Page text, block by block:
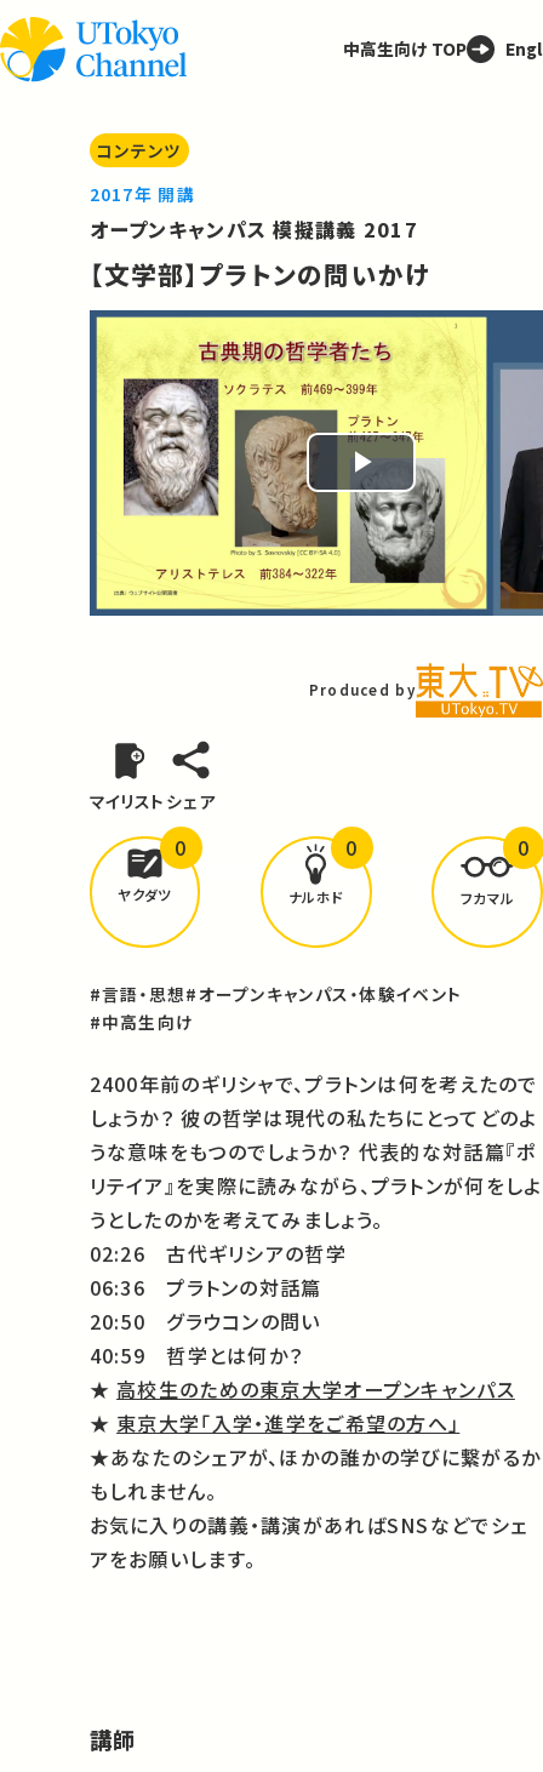
中高生向け TOP
コンテンツ
2017年 開講
オープンキャンパス 模擬講義 2017
【文学部】プラトンの問いかけ
Play
Video
Produced by
マイリスト シェア
どんな学びがありましたか？
ヤクダツ
0
ナルホド
0
フカマル
0
#言語・思想#オープンキャンパス・体験イベント
#中高生向け
2400年前のギリシャで、プラトンは何を考えたので
しょうか？ 彼の哲学は現代の私たちにとってどのよ
うな意味をもつのでしょうか？ 代表的な対話篇『ポ
リテイア』を実際に読みながら、プラトンが何をしよ
うとしたのかを考えてみましょう。
02:26 古代ギリシアの哲学
06:36 プラトンの対話篇
20:50 グラウコンの問い
40:59 哲学とは何か？
★高校生のための東京大学オープンキャンパス
★ 東京大学「入学・進学をご希望の方へ」
★あなたのシェアが、ほかの誰かの学びに繋がるか
もしれません。
お気に入りの講義・講演があればSNSなどでシェ
アをお願いします。
講師